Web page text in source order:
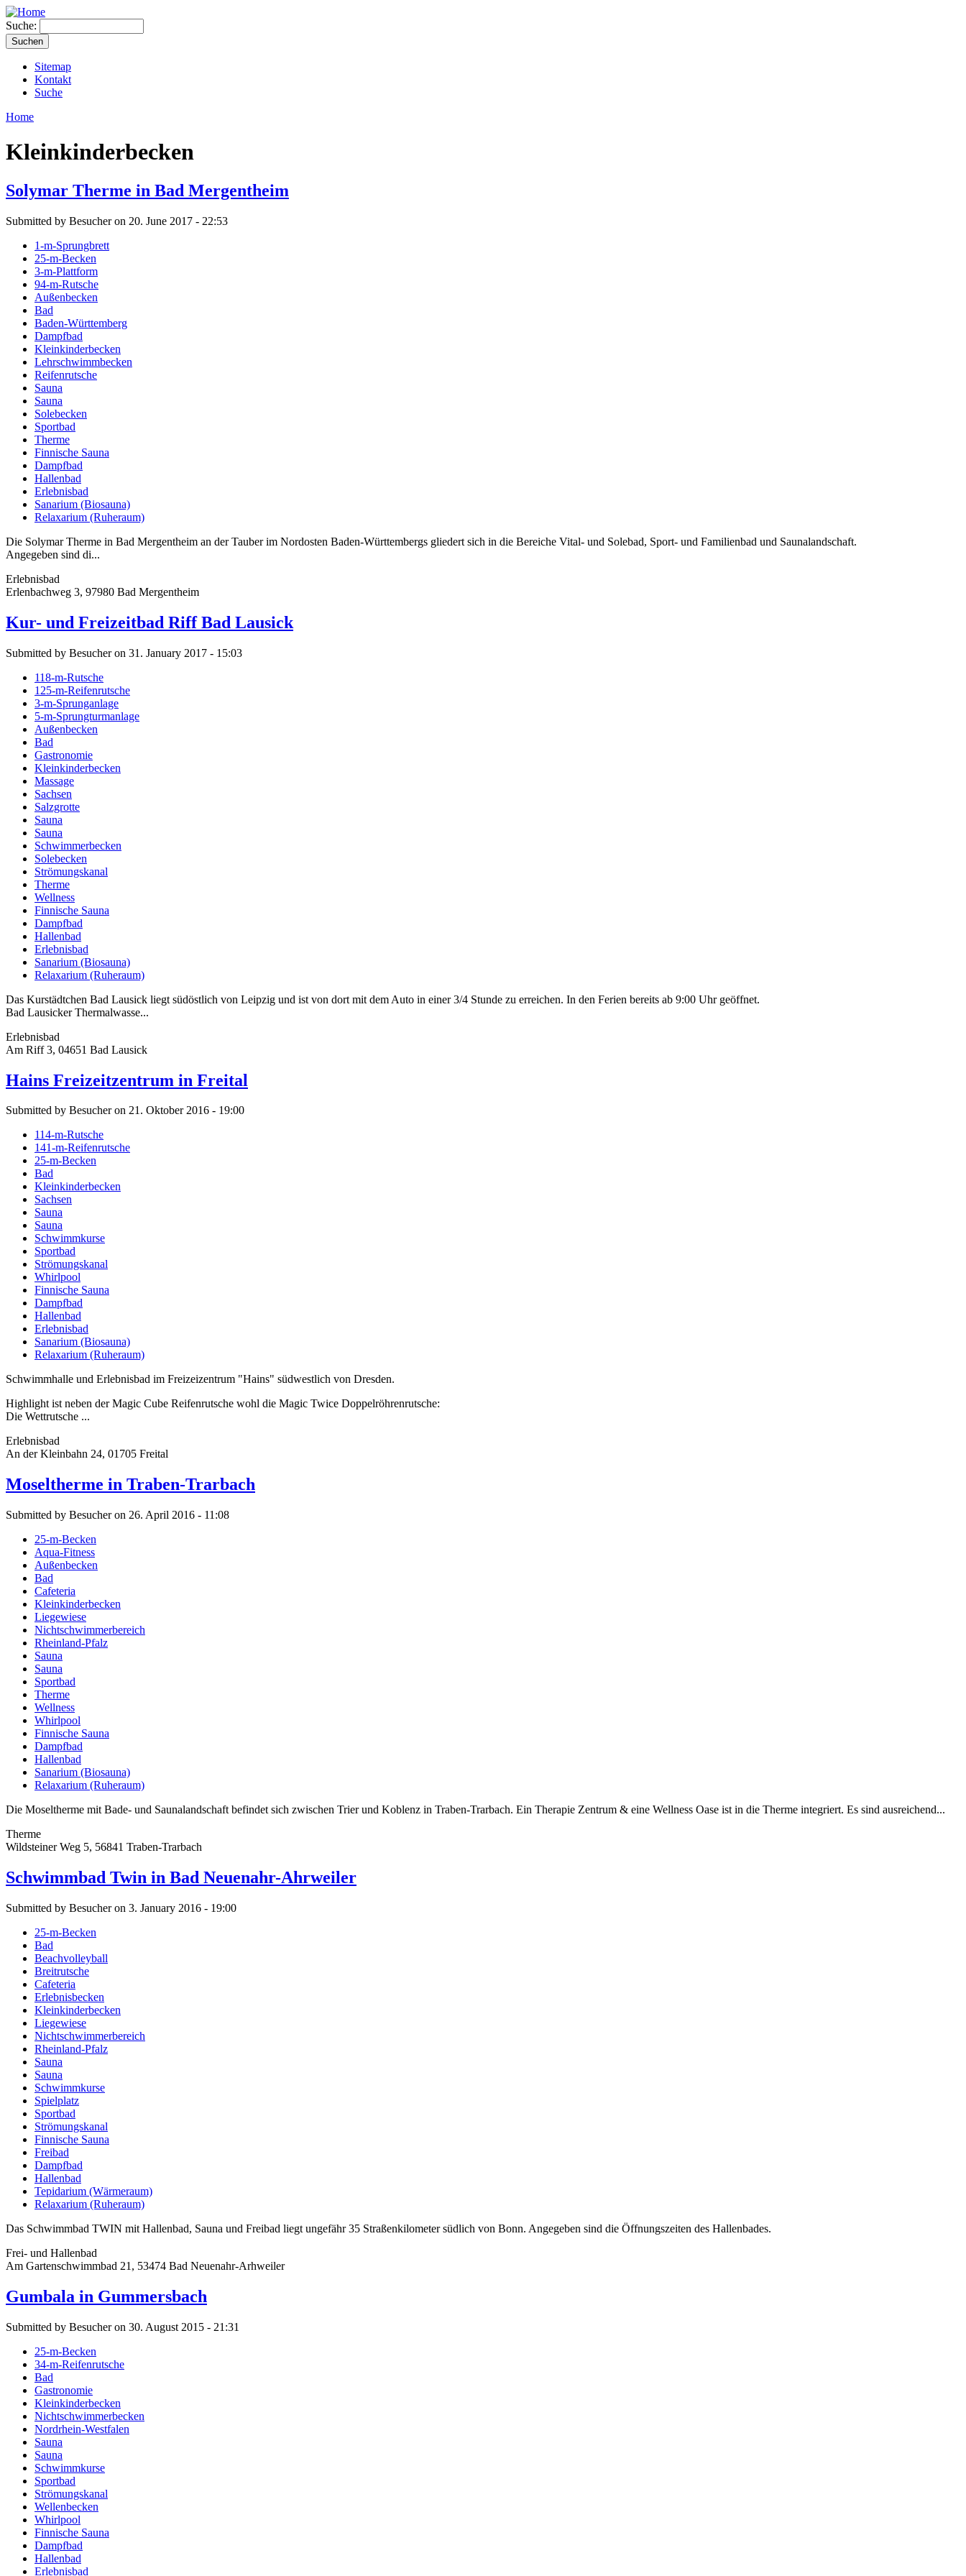
Suche:
Sitemap
Kontakt
Suche
Home
Kleinkinderbecken
Solymar Therme in Bad Mergentheim
Submitted by Besucher on 20. June 2017 - 22:53
1-m-Sprungbrett
25-m-Becken
3-m-Plattform
94-m-Rutsche
Außenbecken
Bad
Baden-Württemberg
Dampfbad
Kleinkinderbecken
Lehrschwimmbecken
Reifenrutsche
Sauna
Sauna
Solebecken
Sportbad
Therme
Finnische Sauna
Dampfbad
Hallenbad
Erlebnisbad
Sanarium (Biosauna)
Relaxarium (Ruheraum)
Die Solymar Therme in Bad Mergentheim an der Tauber im Nordosten Baden-Württembergs gliedert sich in die Bereiche Vital- und Solebad, Sport- und Familienbad und Saunalandschaft.
Angegeben sind di...
Erlebnisbad
Erlenbachweg 3, 97980 Bad Mergentheim
Kur- und Freizeitbad Riff Bad Lausick
Submitted by Besucher on 31. January 2017 - 15:03
118-m-Rutsche
125-m-Reifenrutsche
3-m-Sprunganlage
5-m-Sprungturmanlage
Außenbecken
Bad
Gastronomie
Kleinkinderbecken
Massage
Sachsen
Salzgrotte
Sauna
Sauna
Schwimmerbecken
Solebecken
Strömungskanal
Therme
Wellness
Finnische Sauna
Dampfbad
Hallenbad
Erlebnisbad
Sanarium (Biosauna)
Relaxarium (Ruheraum)
Das Kurstädtchen Bad Lausick liegt südöstlich von Leipzig und ist von dort mit dem Auto in einer 3/4 Stunde zu erreichen. In den Ferien bereits ab 9:00 Uhr geöffnet.
Bad Lausicker Thermalwasse...
Erlebnisbad
Am Riff 3, 04651 Bad Lausick
Hains Freizeitzentrum in Freital
Submitted by Besucher on 21. Oktober 2016 - 19:00
114-m-Rutsche
141-m-Reifenrutsche
25-m-Becken
Bad
Kleinkinderbecken
Sachsen
Sauna
Sauna
Schwimmkurse
Sportbad
Strömungskanal
Whirlpool
Finnische Sauna
Dampfbad
Hallenbad
Erlebnisbad
Sanarium (Biosauna)
Relaxarium (Ruheraum)
Schwimmhalle und Erlebnisbad im Freizeizentrum "Hains" südwestlich von Dresden.
Highlight ist neben der Magic Cube Reifenrutsche wohl die Magic Twice Doppelröhrenrutsche:
Die Wettrutsche ...
Erlebnisbad
An der Kleinbahn 24, 01705 Freital
Moseltherme in Traben-Trarbach
Submitted by Besucher on 26. April 2016 - 11:08
25-m-Becken
Aqua-Fitness
Außenbecken
Bad
Cafeteria
Kleinkinderbecken
Liegewiese
Nichtschwimmerbereich
Rheinland-Pfalz
Sauna
Sauna
Sportbad
Therme
Wellness
Whirlpool
Finnische Sauna
Dampfbad
Hallenbad
Sanarium (Biosauna)
Relaxarium (Ruheraum)
Die Moseltherme mit Bade- und Saunalandschaft befindet sich zwischen Trier und Koblenz in Traben-Trarbach. Ein Therapie Zentrum & eine Wellness Oase ist in die Therme integriert. Es sind ausreichend...
Therme
Wildsteiner Weg 5, 56841 Traben-Trarbach
Schwimmbad Twin in Bad Neuenahr-Ahrweiler
Submitted by Besucher on 3. January 2016 - 19:00
25-m-Becken
Bad
Beachvolleyball
Breitrutsche
Cafeteria
Erlebnisbecken
Kleinkinderbecken
Liegewiese
Nichtschwimmerbereich
Rheinland-Pfalz
Sauna
Sauna
Schwimmkurse
Spielplatz
Sportbad
Strömungskanal
Finnische Sauna
Freibad
Dampfbad
Hallenbad
Tepidarium (Wärmeraum)
Relaxarium (Ruheraum)
Das Schwimmbad TWIN mit Hallenbad, Sauna und Freibad liegt ungefähr 35 Straßenkilometer südlich von Bonn. Angegeben sind die Öffnungszeiten des Hallenbades.
Frei- und Hallenbad
Am Gartenschwimmbad 21, 53474 Bad Neuenahr-Arhweiler
Gumbala in Gummersbach
Submitted by Besucher on 30. August 2015 - 21:31
25-m-Becken
34-m-Reifenrutsche
Bad
Gastronomie
Kleinkinderbecken
Nichtschwimmerbecken
Nordrhein-Westfalen
Sauna
Sauna
Schwimmkurse
Sportbad
Strömungskanal
Wellenbecken
Whirlpool
Finnische Sauna
Dampfbad
Hallenbad
Erlebnisbad